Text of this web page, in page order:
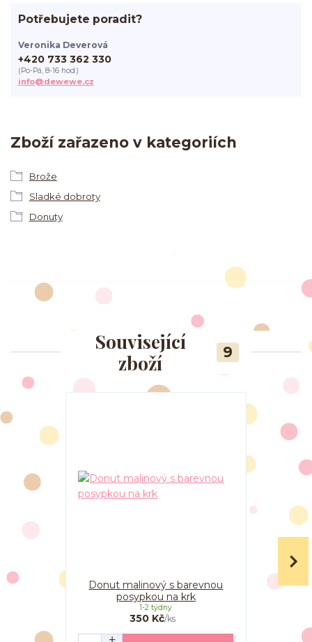
Zboží zařazeno v kategoriích
Brože
Sladké dobroty
Donuty
Potřebujete poradit?
Veronika Deverová
+420 733 362 330
(Po-Pá, 8-16 hod.)
info@dewewe.cz
Související
zboží
9
Donut malinový s barevnou
posypkou na krk
350 Kč/ks
1-2 týdny
Donutky